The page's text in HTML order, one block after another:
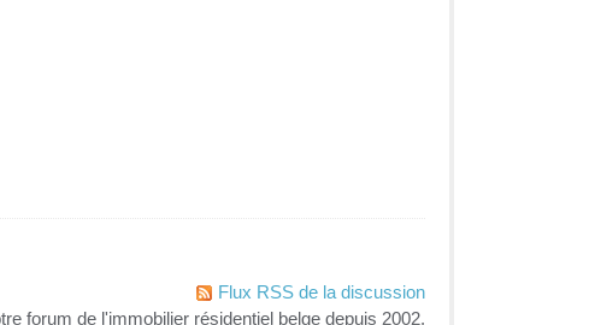
Flux RSS de la discussion
forum de l'immobilier résidentiel belge depuis 2002.